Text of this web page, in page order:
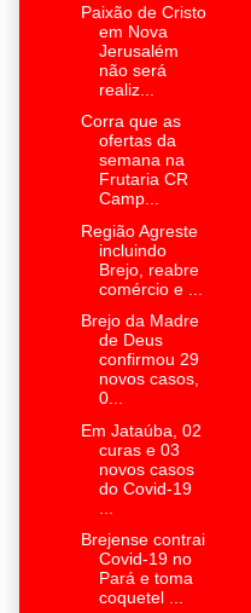
Paixão de Cristo
em Nova
Jerusalém
não será
realiz...
Corra que as
ofertas da
semana na
Frutaria CR
Camp...
Região Agreste
incluindo
Brejo, reabre
comércio e ...
Brejo da Madre
de Deus
confirmou 29
novos casos,
0...
Em Jataúba, 02
curas e 03
novos casos
do Covid-19
Brejense contrai
Covid-19 no
Pará e toma
coquetel ...